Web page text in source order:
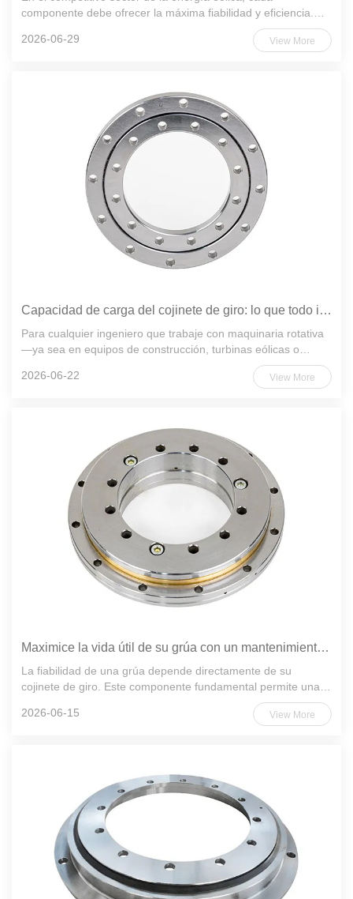
componente debe ofrecer la máxima fiabilidad y eficiencia.
Entre ellos, el cojinete de giro —una articulación rotacional
fundamental que conecta la góndola con la torre y las palas
2026-06-29 View More
Capacidad de carga del cojinete de giro: lo que todo ingeniero debe saber.
Para cualquier ingeniero que trabaje con maquinaria rotativa
—ya sea en equipos de construcción, turbinas eólicas o
robótica industrial— comprender la capacidad de carga de los
rodamientos de giro no es solo un detalle técnico; es la bas...
2026-06-22 View More
Maximice la vida útil de su grúa con un mantenimiento adecuado de los cojinetes de giro.
La fiabilidad de una grúa depende directamente de su
cojinete de giro. Este componente fundamental permite una
rotación de 360 grados, soportando enormes cargas axiales,
radiales y de inclinación. Descuidar su mantenimiento puede
2026-06-15 View More